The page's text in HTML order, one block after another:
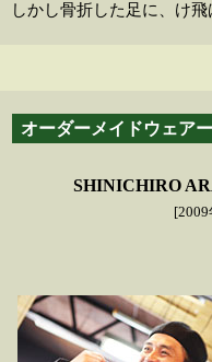
しかし骨折した足に、け
オーダーメイドウェア
SHINICHIRO